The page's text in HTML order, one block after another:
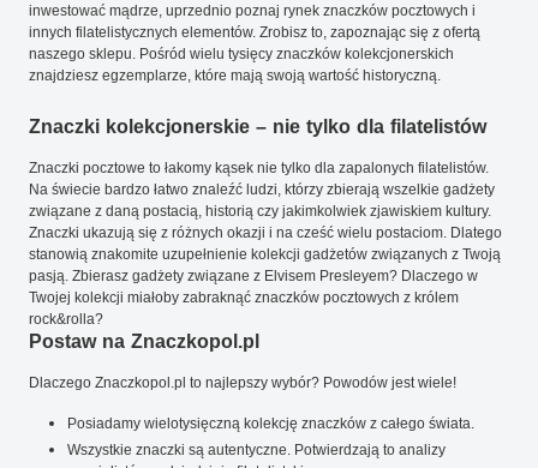
inwestować mądrze, uprzednio poznaj rynek znaczków pocztowych i
innych filatelistycznych elementów. Zrobisz to, zapoznając się z ofertą
naszego sklepu. Pośród wielu tysięcy znaczków kolekcjonerskich
znajdziesz egzemplarze, które mają swoją wartość historyczną.
Znaczki kolekcjonerskie – nie tylko dla filatelistów
Znaczki pocztowe to łakomy kąsek nie tylko dla zapalonych filatelistów.
Na świecie bardzo łatwo znaleźć ludzi, którzy zbierają wszelkie gadżety
związane z daną postacią, historią czy jakimkolwiek zjawiskiem kultury.
Znaczki ukazują się z różnych okazji i na cześć wielu postaciom. Dlatego
stanowią znakomite uzupełnienie kolekcji gadżetów związanych z Twoją
pasją. Zbierasz gadżety związane z Elvisem Presleyem? Dlaczego w
Twojej kolekcji miałoby zabraknąć znaczków pocztowych z królem
rock&rolla?
Postaw na Znaczkopol.pl
Dlaczego Znaczkopol.pl to najlepszy wybór? Powodów jest wiele!
Posiadamy wielotysięczną kolekcję znaczków z całego świata.
Wszystkie znaczki są autentyczne. Potwierdzają to analizy